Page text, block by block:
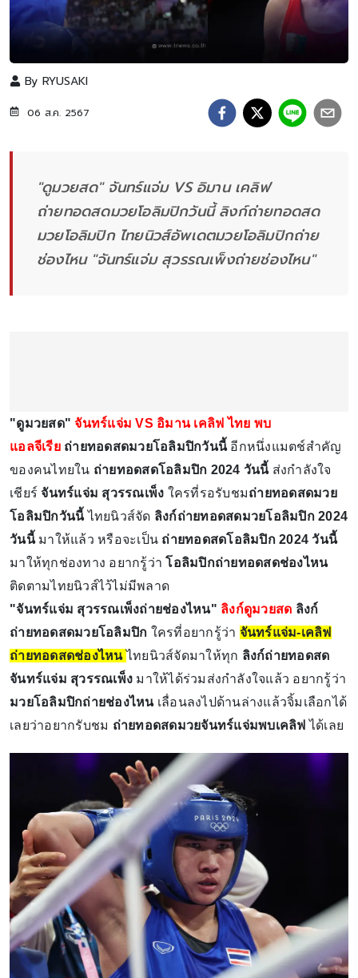
By RYUSAKI
06 ส.ค. 2567
"ดูมวยสด" จันทร์แจ่ม VS อิมาน เคลิฟ
ถ่ายทอดสดมวยโอลิมปิกวันนี้ ลิงก์ถ่ายทอดสด
มวยโอลิมปิก ไทยนิวส์อัพเดตมวยโอลิมปิกถ่าย
ช่องไหน "จันทร์แจ่ม สุวรรณเพ็งถ่ายช่องไหน"
"ดูมวยสด"จันทร์แจ่ม VS อิมาน เคลิฟ ไทย พบ
แอลจีเรีย ถ่ายทอดสดมวยโอลิมปิกวันนี้อีกหนึ่งแมตช์สำคัญ
ของคนไทยใน ถ่ายทอดสดโอลิมปิก 2024 วันนี้ส่งกำลังใจ
เชียร์จันทร์แจ่ม สุวรรณเพ็ง ใครที่รอรับชมถ่ายทอดสดมวย
โอลิมปิกวันนี้ไทยนิวส์จัด ลิงก์ถ่ายทอดสดมวยโอลิมปิก 2024
วันนี้มาให้แล้ว หรือจะเป็น ถ่ายทอดสดโอลิมปิก 2024 วันนี้
มาให้ทุกช่องทาง อยากรู้ว่าโอลิมปิกถ่ายทอดสดช่องไหน
ติดตามไทยนิวส์ไว้ไม่มีพลาด
"จันทร์แจ่ม สุวรรณเพ็งถ่ายช่องไหน" ลิงก์ดูมวยสด ลิงก์
ถ่ายทอดสดมวยโอลิมปิก ใครที่อยากรู้ว่า จันทร์แจ่ม-เคลิฟ
ถ่ายทอดสดช่องไหนไทยนิวส์จัดมาให้ทุก ลิงก์ถ่ายทอดสด
จันทร์แจ่ม สุวรรณเพ็ง มาให้ได้ร่วมส่งกำลังใจแล้ว อยากรู้ว่า
มวยโอลิมปิกถ่ายช่องไหน เลื่อนลงไปด้านล่างแล้วจิ้มเลือกได้
เลยว่าอยากรับชม ถ่ายทอดสดมวยจันทร์แจ่มพบเคลิฟ ได้เลย